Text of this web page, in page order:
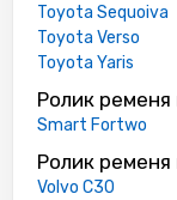
Toyota Sequoiva
Toyota Verso
Toyota Yaris
Ролик
Smart Fortwo
Ролик ременя
Volvo C30